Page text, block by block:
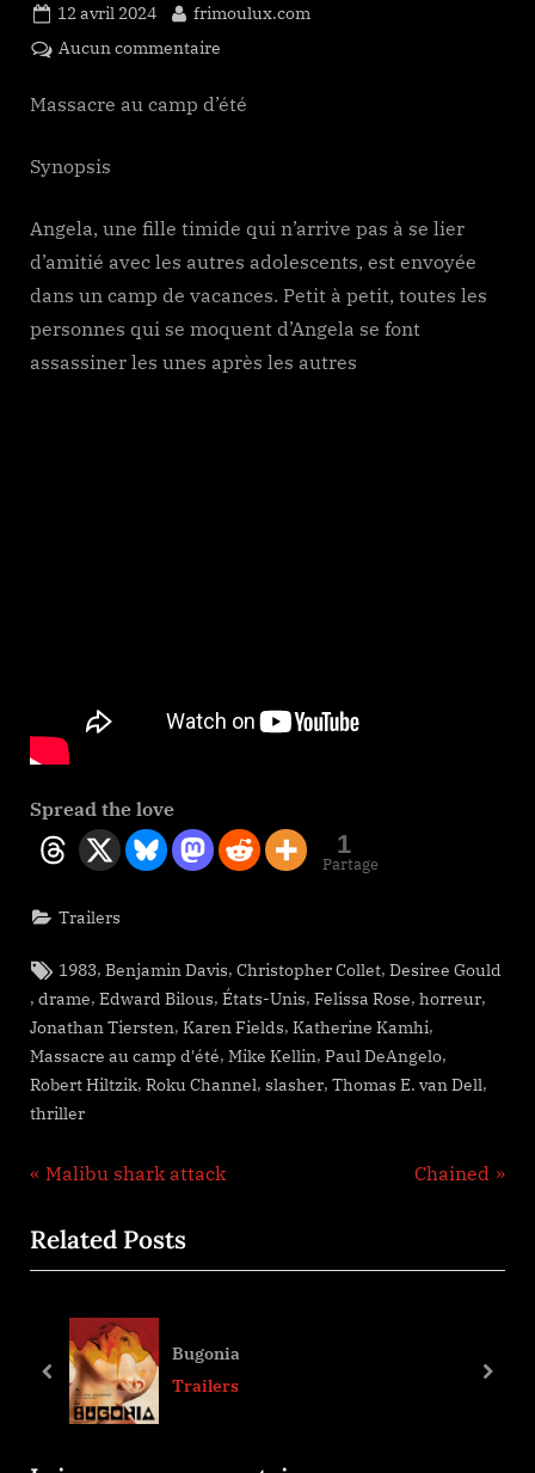
Posted
on
12 avril 2024 By
frimoulux.com
Aucun commentaire
Camp
Massacre au camp d’été
Synopsis
Angela, une fille timide qui n’arrive pas à se lier
d’amitié avec les autres adolescents, est envoyée
dans un camp de vacances. Petit à petit, toutes les
personnes qui se moquent d’Angela se font
assassiner les unes après les autres
Spread the love
1
Partage
Trailers
Tags:
1983,Benjamin Davis,Christopher Collet,Desiree Gould
, drame, Edward Bilous, États-Unis, Felissa Rose, horreur,
Jonathan Tiersten, Karen Fields, Katherine Kamhi,
Massacre au camp d'été, Mike Kellin, Paul DeAngelo,
Robert Hiltzik, Roku Channel, slasher, Thomas E. van Dell,
thriller
Navigation
de
l’article
P
e
v
u
Malibu shark attack
N
t
Chained
Related Posts
Bugonia
Trailers
prev next